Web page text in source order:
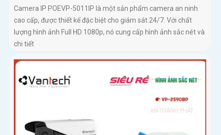
Camera IP POEVP-5011IP là một sản phẩm camera an ninh
cao cấp, được thiết kế đặc biệt cho giám sát 24/7. Với chất
lượng hình ảnh Full HD 1080p, nó cung cấp hình ảnh sắc nét và
chi tiết